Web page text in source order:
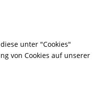
unter "Cookies"
von Cookies auf unserer